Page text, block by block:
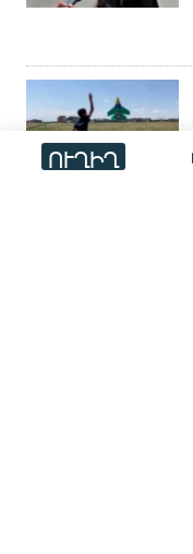
ՈՒՂԻՂ